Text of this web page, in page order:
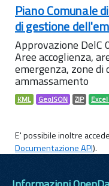
Piano Comunale
di gestione
Approvazione
Aree accoglienza,
emergenza, zone di
ammassamento
KML GeoJSON ZIP
E' possibile inoltre
Documentazione API).